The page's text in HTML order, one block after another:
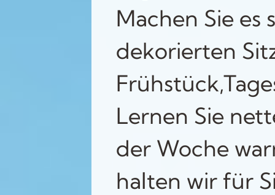
Machen Sie es
dekorierten
Lernen Sie
der Woche
halten wir für